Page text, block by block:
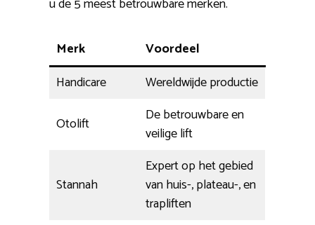
u de 5 meest betrouwbare merken.
Merk
Voordeel
Handicare
Wereldwijde productie
Otolift
De betrouwbare en
veilige lift
Stannah
Expert op het gebied
van huis-, plateau-, en
trapliften